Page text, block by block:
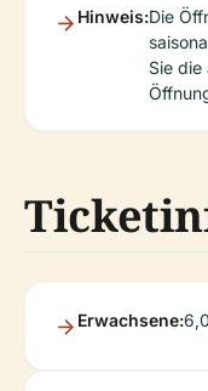
Hinweis:Die
Sie die
Erwachsene: